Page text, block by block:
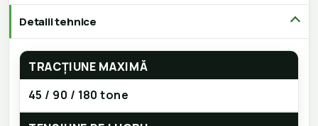
Detalii tehnice
TRACȚIUNE MAXIMĂ
45 / 90 / 180 tone